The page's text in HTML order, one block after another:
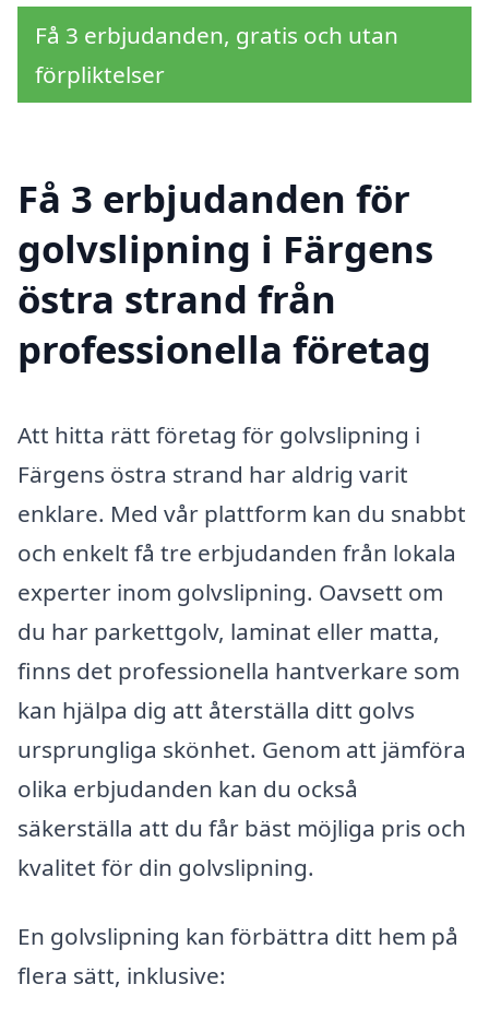
Få 3 erbjudanden, gratis och utan
förpliktelser
Få 3 erbjudanden för
golvslipning i Färgens
östra strand från
professionella företag
Att hitta rätt företag för golvslipning i
Färgens östra strand har aldrig varit
enklare. Med vår plattform kan du snabbt
och enkelt få tre erbjudanden från lokala
experter inom golvslipning. Oavsett om
du har parkettgolv, laminat eller matta,
finns det professionella hantverkare som
kan hjälpa dig att återställa ditt golvs
ursprungliga skönhet. Genom att jämföra
olika erbjudanden kan du också
säkerställa att du får bäst möjliga pris och
kvalitet för din golvslipning.
En golvslipning kan förbättra ditt hem på
flera sätt, inklusive: